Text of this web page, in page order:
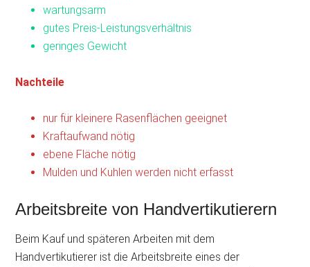
wartungsarm
gutes Preis-Leistungsverhältnis
geringes Gewicht
Nachteile
nur für kleinere Rasenflächen geeignet
Kraftaufwand nötig
ebene Fläche nötig
Mulden und Kuhlen werden nicht erfasst
Arbeitsbreite von Handvertikutierern
Beim Kauf und späteren Arbeiten mit dem
Handvertikutierer ist die Arbeitsbreite eines der